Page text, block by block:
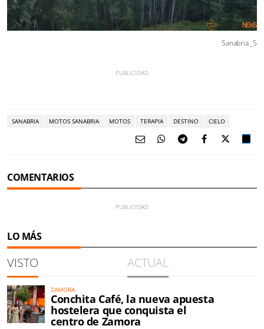
Sanabria _5
SANABRIA MOTOS SANABRIA MOTOS TERAPIA DESTINO CIELO
COMENTARIOS
LO MÁS
VISTO ACTUAL
ZAMORA
Conchita Café, la nueva apuesta
hostelera que conquista el
centro de Zamora